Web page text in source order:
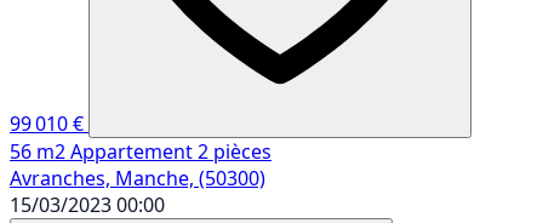
99 010 €
56 m2Appartement2 pièces
Avranches, Manche, (50300)
15/03/2023 00:00